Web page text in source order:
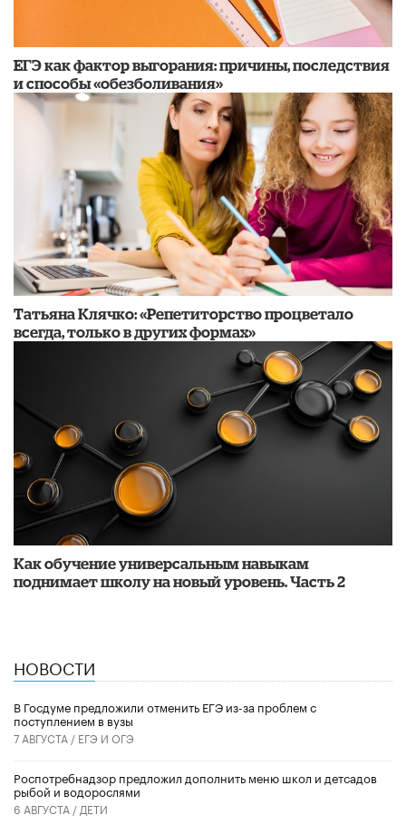
​ЕГЭ как фактор выгорания: причины, последствия
и способы «обезболивания»
​Татьяна Клячко: «Репетиторство процветало
всегда, только в других формах»
​Как обучение универсальным навыкам
поднимает школу на новый уровень. Часть 2
НОВОСТИ
В Госдуме предложили отменить ЕГЭ из-за проблем с
поступлением в вузы
7 АВГУСТА / ЕГЭ И ОГЭ
Роспотребнадзор предложил дополнить меню школ и детсадов
рыбой и водорослями
6 АВГУСТА / ДЕТИ